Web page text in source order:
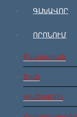
ԳԼԽԱՎՈՐ
ՈՐՈՆՈՒՄ
Բնակարան
Տուն
Կոմերցիոն